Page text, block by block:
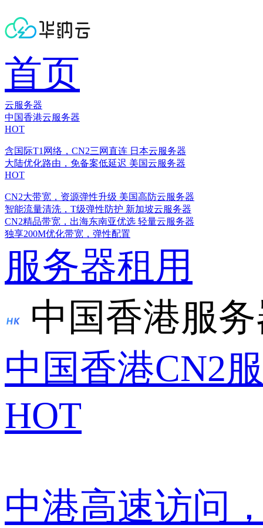
首页
云服务器
中国香港云服务器
HOT
含国际T1网络，CN2三网直连 日本云服务器
大陆优化路由，免备案低延迟 美国云服务器
HOT
CN2大带宽，资源弹性升级 美国高防云服务器
智能流量清洗，T级弹性防护 新加坡云服务器
CN2精品带宽，出海东南亚优选 轻量云服务器
独享200M优化带宽，弹性配置
服务器租用
中国香港服
中国香港CN2
HOT
中港高速访问